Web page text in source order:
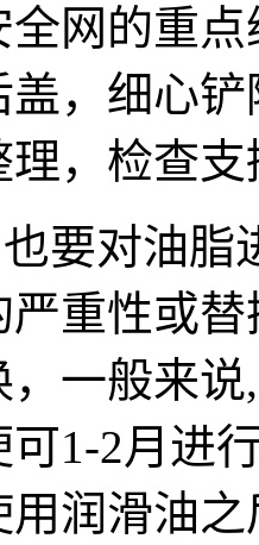
全网的重
盖，细心
，检查
要对油脂
重性或
一般来
1-2月进
润滑油